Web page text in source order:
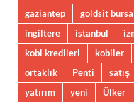
gaziantep
goldsit bursa
ingiltere
istanbul
kobi kredileri
kobiler
ortaklık
Penti satış
yatırım
yeni Ülker